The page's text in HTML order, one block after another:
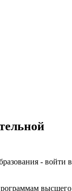
- войти в
высшего